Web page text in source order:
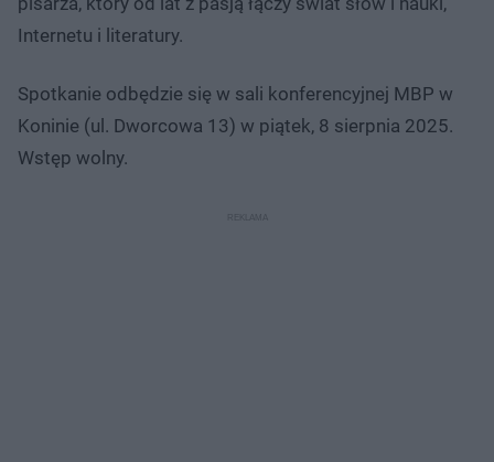
Internetu i literatury.
Spotkanie odbędzie się w sali konferencyjnej MBP w
Koninie (ul. Dworcowa 13) w piątek, 8 sierpnia 2025.
Wstęp wolny.